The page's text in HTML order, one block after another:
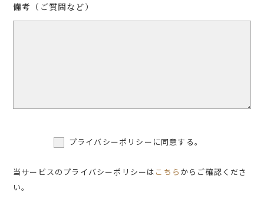
備考（ご質問など）
プライバシーポリシーに同意する。
当サービスのプライバシーポリシーは こちら からご確認くださ
い。